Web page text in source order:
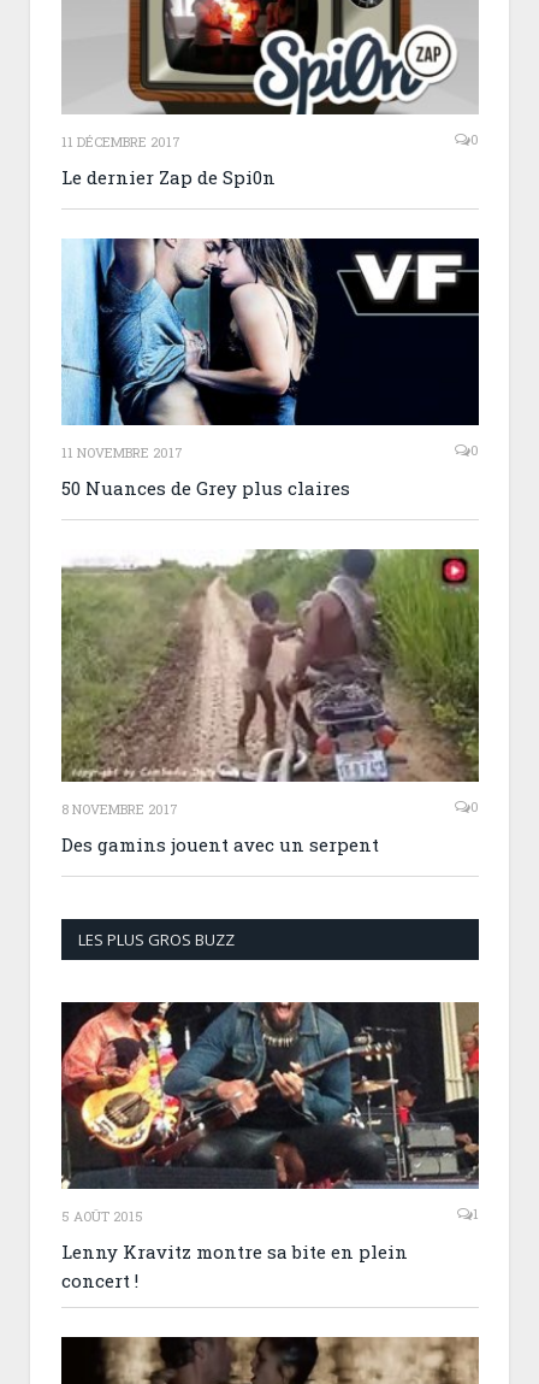
11 DÉCEMBRE 2017 0
Le dernier Zap de Spi0n
11 NOVEMBRE 2017 0
50 Nuances de Grey plus claires
8 NOVEMBRE 2017 0
Des gamins jouent avec un serpent
LES PLUS GROS BUZZ
5 AOÛT 2015 1
Lenny Kravitz montre sa bite en plein
concert !